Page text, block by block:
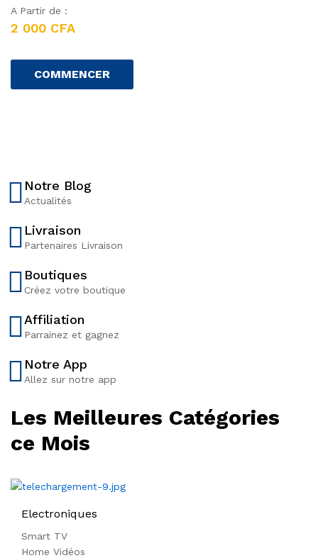
A Partir de :
2 000 CFA
COMMENCER
Notre Blog
Actualités
Livraison
Partenaires Livraison
Boutiques
Créez votre boutique
Affiliation
Parrainez et gagnez
Notre App
Allez sur notre app
Les Meilleures Catégories
ce Mois
Electroniques
Smart TV
Home Vidéos